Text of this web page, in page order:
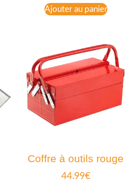
Ajouter au panier
Coffre à outils rouge
44.99€